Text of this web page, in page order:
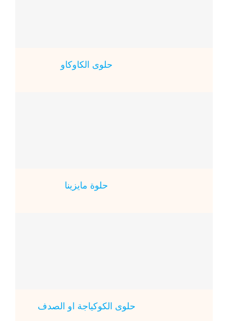
حلوى الكاوكاو
حلوة مايزينا
حلوى الكوكياجة او الصدف